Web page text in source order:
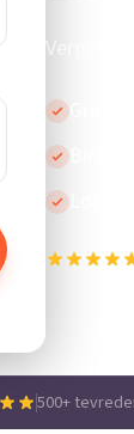
Vergelijk
Gratis
Binnen
Lokale
500+